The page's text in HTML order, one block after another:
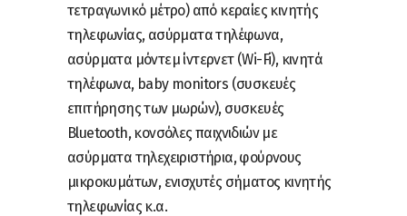
τετραγωνικό μέτρο) από κεραίες κινητής
τηλεφωνίας, ασύρματα τηλέφωνα,
ασύρματα μόντεμ ίντερνετ (Wi-Fi), κινητά
τηλέφωνα, baby monitors (συσκευές
επιτήρησης των μωρών), συσκευές
Bluetooth, κονσόλες παιχνιδιών με
ασύρματα τηλεχειριστήρια, φούρνους
μικροκυμάτων, ενισχυτές σήματος κινητής
τηλεφωνίας κ.α.